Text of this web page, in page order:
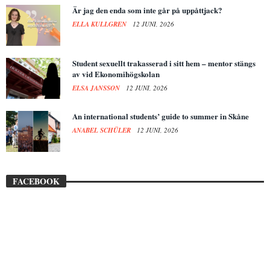
Är jag den enda som inte går på uppåttjack?
ELLA KULLGREN 12 JUNI, 2026
Student sexuellt trakasserad i sitt hem – mentor stängs
av vid Ekonomihögskolan
ELSA JANSSON 12 JUNI, 2026
An international students’ guide to summer in Skåne
ANABEL SCHÜLER 12 JUNI, 2026
FACEBOOK